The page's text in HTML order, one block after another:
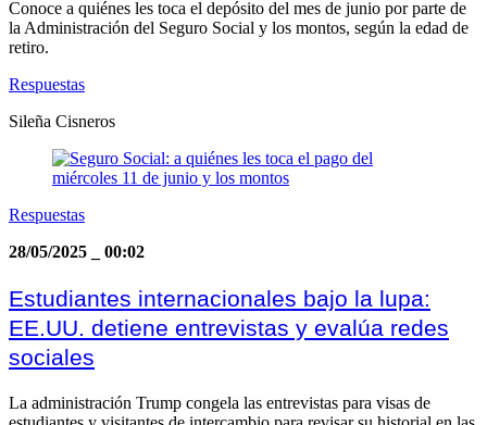
Conoce a quiénes les toca el depósito del mes de junio por parte de
la Administración del Seguro Social y los montos, según la edad de
retiro.
Respuestas
Sileña Cisneros
Respuestas
28/05/2025
00:02
Estudiantes internacionales bajo la lupa:
EE.UU. detiene entrevistas y evalúa redes
sociales
La administración Trump congela las entrevistas para visas de